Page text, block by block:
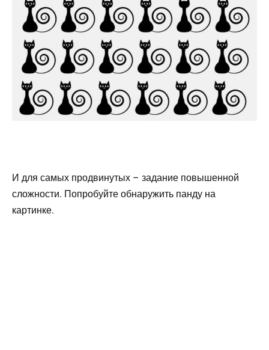
И для самых продвинутых – задание повышенной
сложности. Попробуйте обнаружить панду на
картинке.